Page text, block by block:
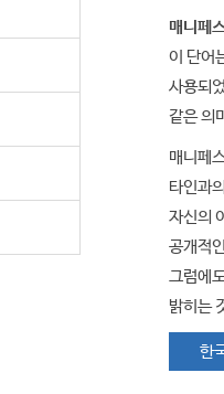
매니페
이 단어
사용되
같은 의
매니페
타인과
자신의
공개적
그럼에
밝히는
한